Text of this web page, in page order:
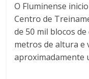
O Fluminense
Centro de
de 50 mil blocos
metros de altura e
aproximadamente